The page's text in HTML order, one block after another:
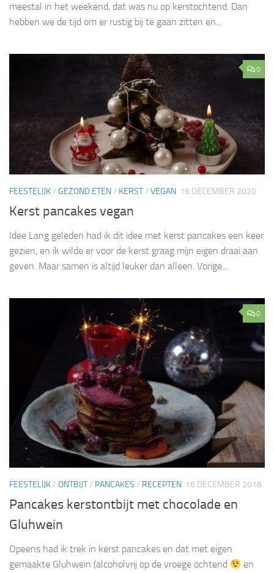
meestal in het weekend, dat was nu op kerstochtend. Dan
hebben we de tijd om er rustig bij te gaan zitten en...
0
FEESTELIJK/ GEZOND ETEN/ KERST/ VEGAN 16 DECEMBER 2020
Kerst pancakes vegan
Idee Lang geleden had ik dit idee met kerst pancakes een keer
gezien, en ik wilde er voor de kerst graag mijn eigen draai aan
geven. Maar samen is altijd leuker dan alleen. Vorige...
0
FEESTELIJK/ ONTBIJT/ PANCAKES / RECEPTEN 16 DECEMBER 2016
Pancakes kerstontbijt met chocolade en
Gluhwein
Opeens had ik trek in kerst pancakes en dat met eigen
gemaakte Gluhwein (alcoholvrij op de vroege ochtend
en